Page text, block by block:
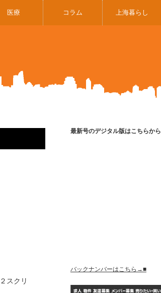
医療 コラム 上海暮らし
スクリ
最新号のデジタル版はこちらから
バックナンバーはこちら→■